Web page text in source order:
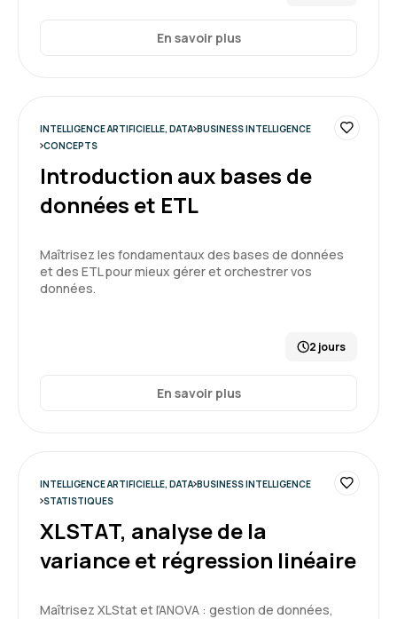
En savoir plus
INTELLIGENCE ARTIFICIELLE, DATA BUSINESS INTELLIGENCE
CONCEPTS
Introduction aux bases de
données et ETL
Maîtrisez les fondamentaux des bases de données
et des ETL pour mieux gérer et orchestrer vos
données.
2 jours
En savoir plus
INTELLIGENCE ARTIFICIELLE, DATA BUSINESS INTELLIGENCE
STATISTIQUES
XLSTAT, analyse de la
variance et régression linéaire
Maîtrisez XLStat et l’ANOVA : gestion de données,